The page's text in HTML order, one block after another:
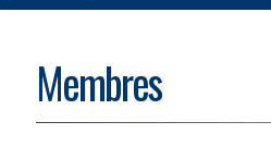
Membres